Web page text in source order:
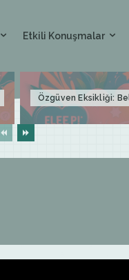
Etkili Konuşmalar
Özgüven Eksikliği: